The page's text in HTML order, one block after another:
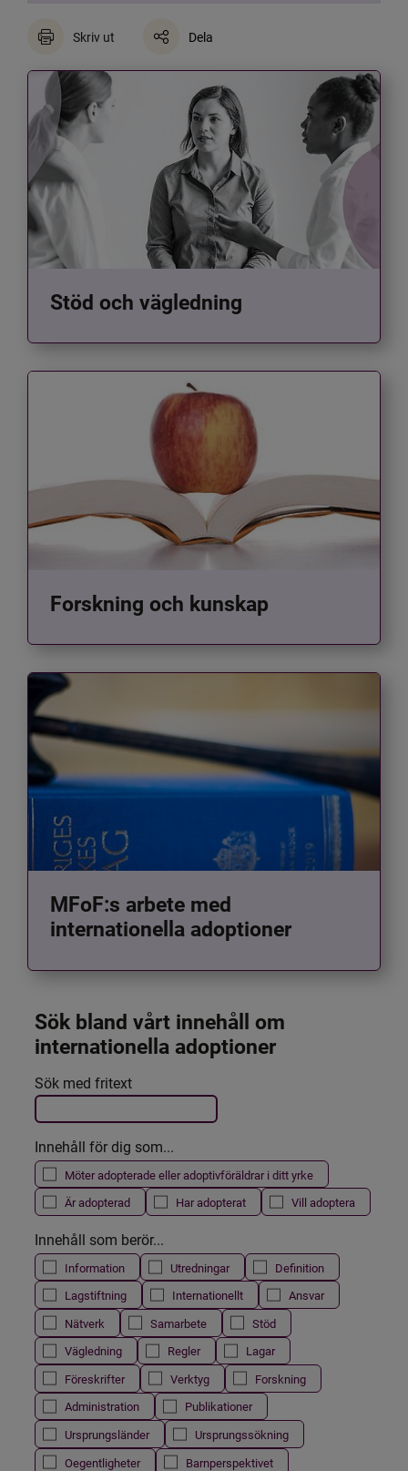
Skriv ut Dela
Stöd och vägledning
Forskning och kunskap
MFoF:s arbete med
internationella adoptioner
Sök bland vårt innehåll om
internationella adoptioner
Filtrera resultatet
Det här formuläret postas automatiskt
Sök med fritext
Innehåll för dig som...
Möter adopterade eller adoptivföräldrar i ditt yrke
Är adopterad
Har adopterat Vill adoptera
Innehåll som berör...
Information Utredningar
Definition
Lagstiftning
Internationellt
Ansvar
Nätverk
Samarbete
Stöd
Vägledning
Regler
Lagar
Föreskrifter
Verktyg
Forskning
Administration
Publikationer
Ursprungsländer
Ursprungssökning
Oegentligheter
Barnperspektivet